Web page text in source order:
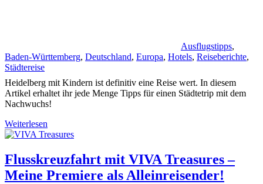
Ausflugstipps,
Baden-Württemberg, Deutschland, Europa, Hotels, Reiseberichte,
Städtereise
Heidelberg mit Kindern ist definitiv eine Reise wert. In diesem
Artikel erhaltet ihr jede Menge Tipps für einen Städtetrip mit dem
Nachwuchs!
Weiterlesen
Flusskreuzfahrt mit VIVA Treasures –
Meine Premiere als Alleinreisender!